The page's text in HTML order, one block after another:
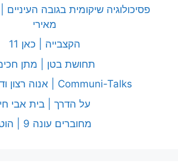
פסיכולוגיה שיקומית בגובה
מאירי
הקצבייה | כאן 11
תחושת בטן | מתן
Communi-Talks | אנוה רצון ודניאל אופק
על הדרך | בית אבי חי
מחוברים עונה 9 | הוט